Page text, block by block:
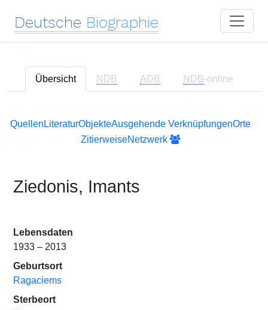
Deutsche Biographie
Übersicht NDB ADB NDB-online
Quellen LiteraturObjekteAusgehende VerknüpfungenOrte
ZitierweiseNetzwerk
Ziedonis, Imants
Lebensdaten
1933 – 2013
Geburtsort
Ragaciems
Sterbeort